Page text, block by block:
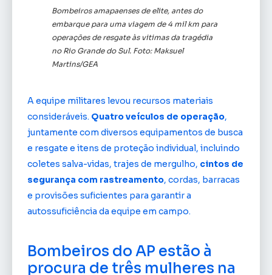
Bombeiros amapaenses de elite, antes do
embarque para uma viagem de 4 mil km para
operações de resgate às vitimas da tragédia
no Rio Grande do Sul. Foto: Maksuel
Martins/GEA
A equipe militares levou recursos materiais
consideráveis. Quatro veículos de operação,
juntamente com diversos equipamentos de busca
e resgate e itens de proteção individual, incluindo
coletes salva-vidas, trajes de mergulho, cintos de
segurança com rastreamento, cordas, barracas
e provisões suficientes para garantir a
autossuficiência da equipe em campo.
Bombeiros do AP estão à
procura de três mulheres na